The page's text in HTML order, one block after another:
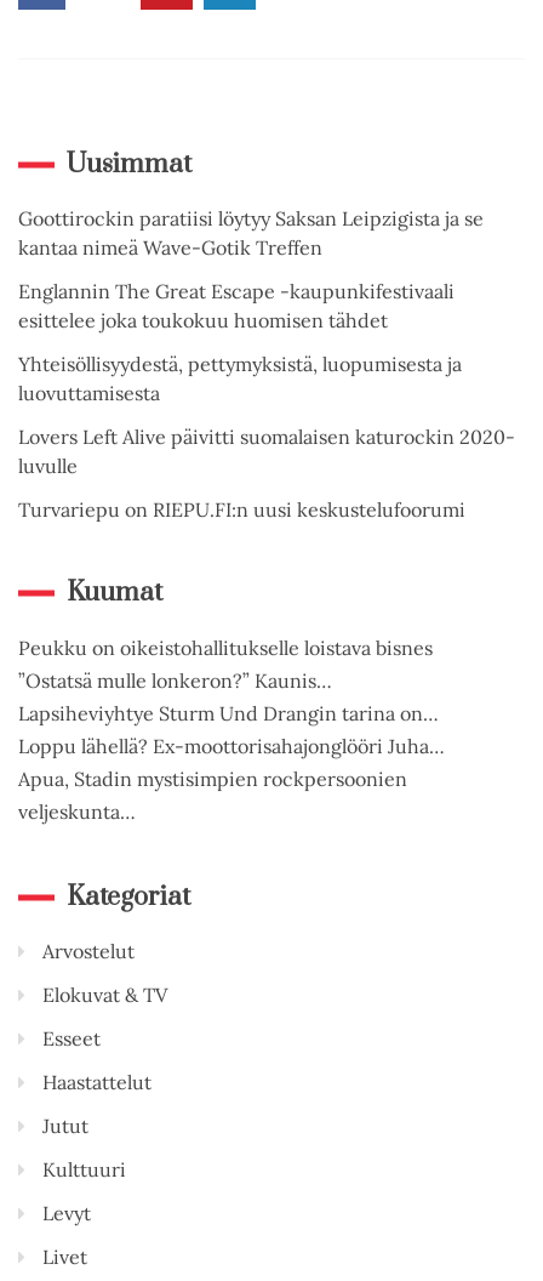
Uusimmat
Goottirockin paratiisi löytyy Saksan Leipzigista ja se
kantaa nimeä Wave-Gotik Treffen
Englannin The Great Escape -kaupunkifestivaali
esittelee joka toukokuu huomisen tähdet
Yhteisöllisyydestä, pettymyksistä, luopumisesta ja
luovuttamisesta
Lovers Left Alive päivitti suomalaisen katurockin 2020-
luvulle
Turvariepu on RIEPU.FI:n uusi keskustelufoorumi
Kuumat
Peukku on oikeistohallitukselle loistava bisnes
”Ostatsä mulle lonkeron?” Kaunis…
Lapsiheviyhtye Sturm Und Drangin tarina on…
Loppu lähellä? Ex-moottorisahajonglööri Juha…
Apua, Stadin mystisimpien rockpersoonien
veljeskunta…
Kategoriat
Arvostelut
Elokuvat & TV
Esseet
Haastattelut
Jutut
Kulttuuri
Levyt
Livet